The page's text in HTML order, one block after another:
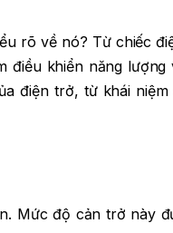
rõ về nó? Từ chiếc
điều khiển năng lượng
điện trở, từ khái niệm
Mức độ cản trở này